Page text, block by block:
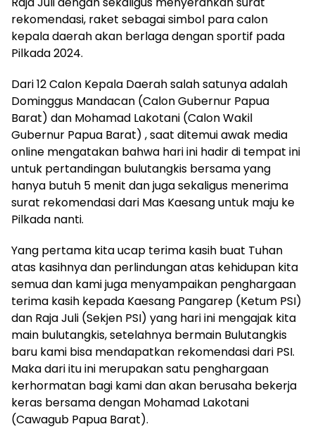
rekomendasi, raket sebagai simbol para calon
kepala daerah akan berlaga dengan sportif pada
Pilkada 2024.
Dari 12 Calon Kepala Daerah salah satunya adalah
Dominggus Mandacan (Calon Gubernur Papua
Barat) dan Mohamad Lakotani (Calon Wakil
Gubernur Papua Barat) , saat ditemui awak media
online mengatakan bahwa hari ini hadir di tempat ini
untuk pertandingan bulutangkis bersama yang
hanya butuh 5 menit dan juga sekaligus menerima
surat rekomendasi dari Mas Kaesang untuk maju ke
Pilkada nanti.
Yang pertama kita ucap terima kasih buat Tuhan
atas kasihnya dan perlindungan atas kehidupan kita
semua dan kami juga menyampaikan penghargaan
terima kasih kepada Kaesang Pangarep (Ketum PSI)
dan Raja Juli (Sekjen PSI) yang hari ini mengajak kita
main bulutangkis, setelahnya bermain Bulutangkis
baru kami bisa mendapatkan rekomendasi dari PSI.
Maka dari itu ini merupakan satu penghargaan
kerhormatan bagi kami dan akan berusaha bekerja
keras bersama dengan Mohamad Lakotani
(Cawagub Papua Barat).